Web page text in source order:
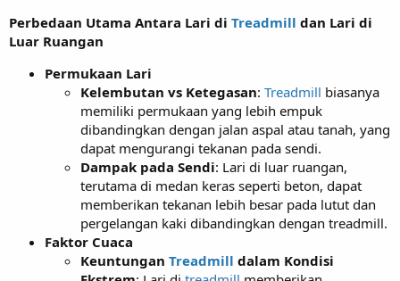
Perbedaan Utama Antara Lari di Treadmill dan Lari di
Luar Ruangan
Permukaan Lari
Kelembutan vs Ketegasan: Treadmill biasanya
memiliki permukaan yang lebih empuk
dibandingkan dengan jalan aspal atau tanah, yang
dapat mengurangi tekanan pada sendi.
Dampak pada Sendi: Lari di luar ruangan,
terutama di medan keras seperti beton, dapat
memberikan tekanan lebih besar pada lutut dan
pergelangan kaki dibandingkan dengan treadmill.
Faktor Cuaca
Keuntungan Treadmill dalam Kondisi